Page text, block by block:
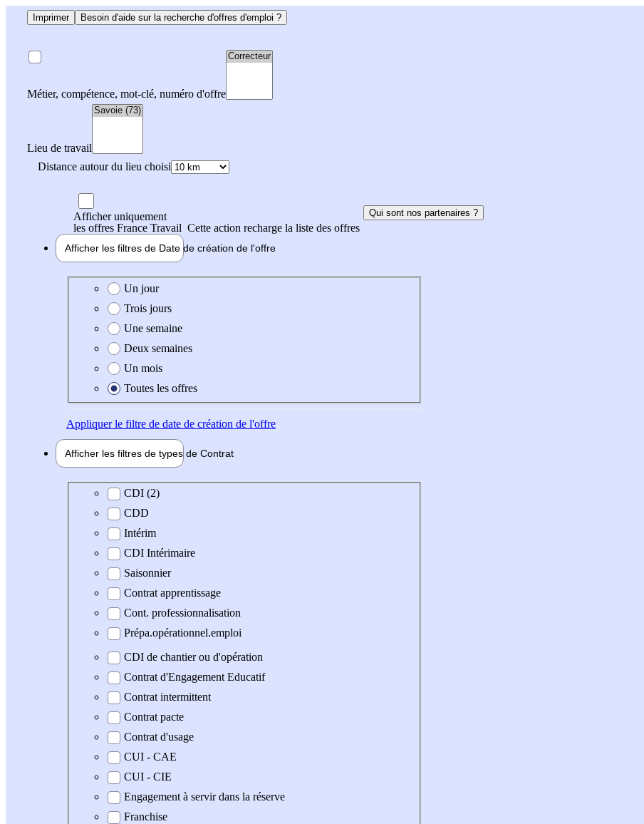
Imprimer Besoin d'aide sur la recherche d'offres d'emploi ?
Métier, compétence, mot-clé, numéro d'offre
Lieu de travail
Distance autour du lieu choisi
Afficher uniquement
les offres France Travail Cette action recharge la liste des offres
Qui sont nos partenaires ?
Afficher les filtres de Date de création de l'offre
Date de création de l'offre
Un jour
Trois jours
Une semaine
Deux semaines
Un mois
Toutes les offres
Appliquerle filtre de date de création de l'offre
Afficher les filtres de types de Contrat
Type de contrat
CDI (2)
CDD
Intérim
CDI Intérimaire
Saisonnier
Contrat apprentissage
Cont. professionnalisation
Prépa.opérationnel.emploi
CDI de chantier ou d'opération
Contrat d'Engagement Educatif
Contrat intermittent
Contrat pacte
Contrat d'usage
CUI - CAE
CUI - CIE
Engagement à servir dans la réserve
Franchise